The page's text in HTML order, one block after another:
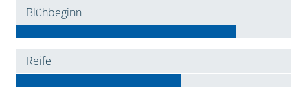
Blühbeginn
Reife